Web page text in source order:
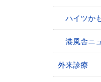
ハイツか
港風舎ニ
外来診療